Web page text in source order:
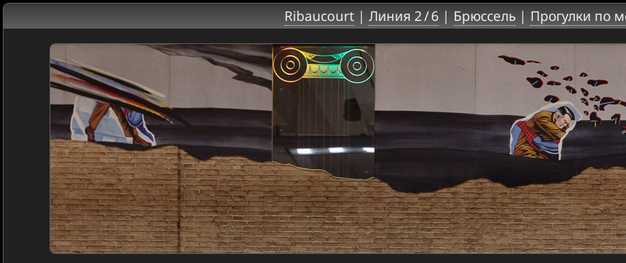
Ribaucourt | Линия 2 / 6 | Брюссель | Прогулки по